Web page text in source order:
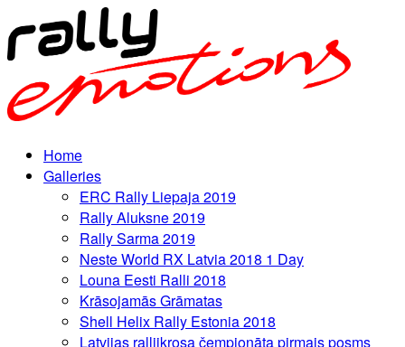
Home
Galleries
ERC Rally Liepaja 2019
Rally Aluksne 2019
Rally Sarma 2019
Neste World RX Latvia 2018 1 Day
Louna Eesti Ralli 2018
Krāsojamās Grāmatas
Shell Helix Rally Estonia 2018
Latvijas rallijkrosa čempionāta pirmais posms